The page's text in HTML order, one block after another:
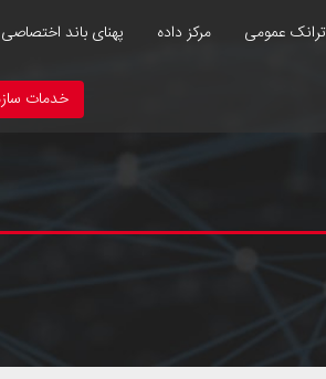
ترانک عمومی مرکز داده پهنای باند اختصاصی
خدمات